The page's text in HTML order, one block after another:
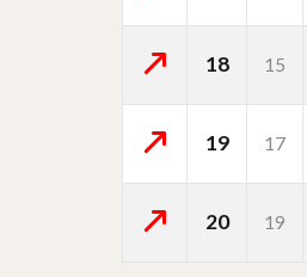
18 15
19 17
20 19